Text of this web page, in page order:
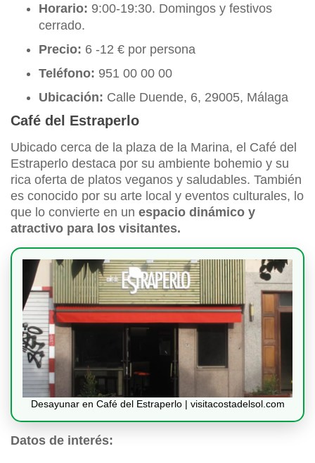
Horario: 9:00-19:30. Domingos y festivos
cerrado.
Precio: 6 -12 € por persona
Teléfono: 951 00 00 00
Ubicación: Calle Duende, 6, 29005, Málaga
Café del Estraperlo
Ubicado cerca de la plaza de la Marina, el Café del
Estraperlo destaca por su ambiente bohemio y su
rica oferta de platos veganos y saludables. También
es conocido por su arte local y eventos culturales, lo
que lo convierte en un espacio dinámico y
atractivo para los visitantes.
Desayunar en Café del Estraperlo | visitacostadelsol.com
Datos de interés: